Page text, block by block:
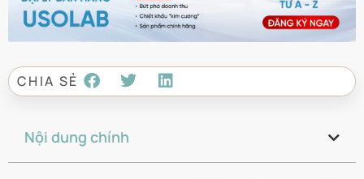
CHIA SẺ
Nội dung chính